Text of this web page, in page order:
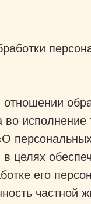
во
целях
его
частной